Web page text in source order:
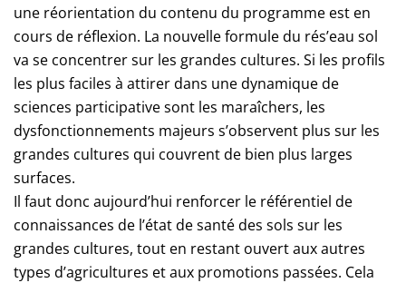
une réorientation du contenu du programme est en
cours de réflexion. La nouvelle formule du rés’eau sol
va se concentrer sur les grandes cultures. Si les profils
les plus faciles à attirer dans une dynamique de
sciences participative sont les maraîchers, les
dysfonctionnements majeurs s’observent plus sur les
grandes cultures qui couvrent de bien plus larges
surfaces.
Il faut donc aujourd’hui renforcer le référentiel de
connaissances de l’état de santé des sols sur les
grandes cultures, tout en restant ouvert aux autres
types d’agricultures et aux promotions passées. Cela